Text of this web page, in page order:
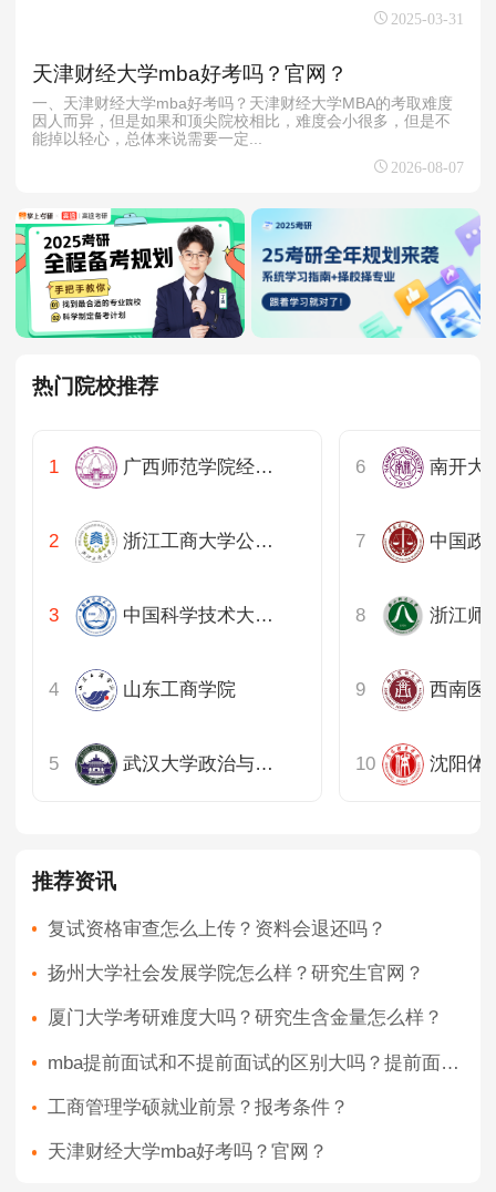
2025-03-31
天津财经大学mba好考吗？官网？
一、天津财经大学mba好考吗？天津财经大学MBA的考取难度
因人而异，但是如果和顶尖院校相比，难度会小很多，但是不
能掉以轻心，总体来说需要一定...
2026-08-07
热门院校推荐
广西师范学院经济管理学院
浙江工商大学公共管理学院
中国科学技术大学公共事务学院
山东工商学院
武汉大学政治与公共管理学院
推荐资讯
复试资格审查怎么上传？资料会退还吗？
扬州大学社会发展学院怎么样？研究生官网？
厦门大学考研难度大吗？研究生含金量怎么样？
mba提前面试和不提前面试的区别大吗？提前面试技巧？
工商管理学硕就业前景？报考条件？
天津财经大学mba好考吗？官网？